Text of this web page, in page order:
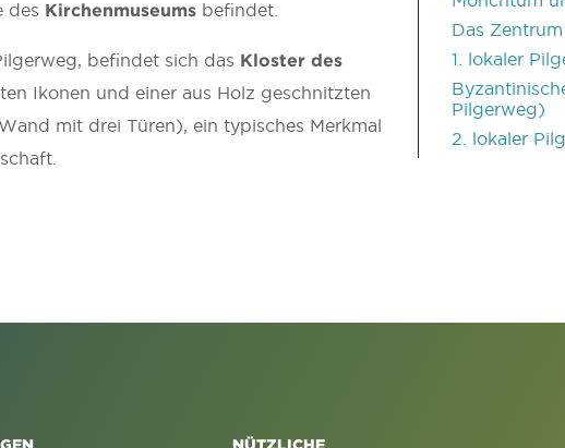
des Kirchenmuseums befindet.
befindet sich das Kloster des
Ikonen und einer aus Holz geschnitzten
mit drei Türen), ein typisches Merkmal
Das
1. lokaler
Pilgerweg)
2. lokaler
NÜTZLICHE